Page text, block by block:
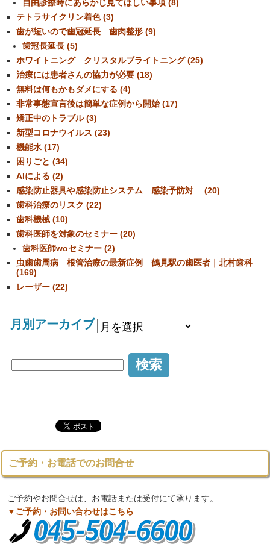
自由診療時にあらかじ見てほしい事項 (8)
テトラサイクリン着色 (3)
歯が短いので歯冠延長 歯肉整形 (9)
歯冠長延長 (5)
ホワイトニング クリスタルブライトニング (25)
治療には患者さんの協力が必要 (18)
無料は何もかもダメにする (4)
非常事態宣言後は簡単な症例から開始 (17)
矯正中のトラブル (3)
新型コロナウイルス (23)
機能水 (17)
困りごと (34)
AIによる (2)
感染防止器具や感染防止システム 感染予防対 (20)
歯科治療のリスク (22)
歯科機械 (10)
歯科医師を対象のセミナー (20)
歯科医師woセミナー (2)
虫歯歯周病 根管治療の最新症例 鶴見駅の歯医者｜北村歯科
(169)
レーザー (22)
月別アーカイブ
ご予約・お電話でのお問合せ
ご予約やお問合せは、お電話または受付にて承ります。
▼ご予約・お問い合わせはこちら